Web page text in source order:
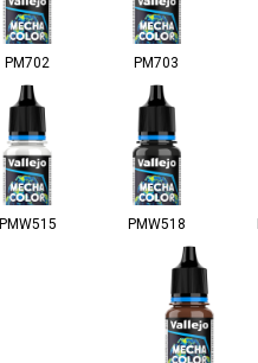
PM702 PM703
PMW515 PMW518